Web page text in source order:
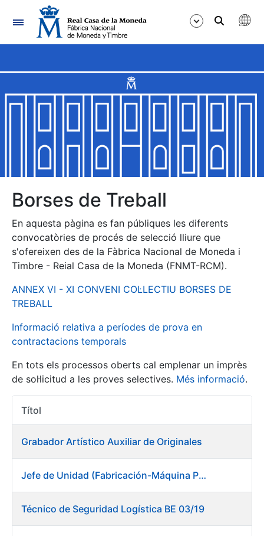
Navegació
Mostra/Amaga
Mostra/Amaga
Mostra/Amaga
Mostra/Amaga
Mostra/Amaga
Mostra/Amaga
Borses de Treball
En aquesta pàgina es fan públiques les diferents
convocatòries de procés de selecció lliure que
s'ofereixen des de la Fàbrica Nacional de Moneda i
Timbre - Reial Casa de la Moneda (FNMT-RCM).
ANNEX VI - XI CONVENI COL·LECTIU BORSES DE
TREBALL
Informació relativa a períodes de prova en
contractacions temporals
En tots els processos oberts cal emplenar un imprès
de sol·licitud a les proves selectives. Més informació.
Títol
Accions
Grabador Artístico Auxiliar de Originales
Jefe de Unidad (Fabricación-Máquina Papel) en Fábrica de Papel (Burgos)
Técnico de Seguridad Logística BE 03/19